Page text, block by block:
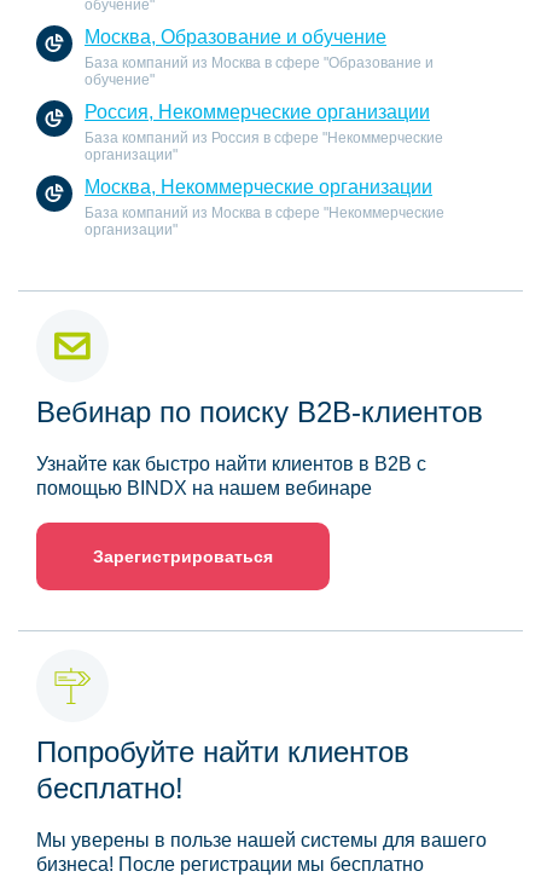
обучение"
Москва, Образование и обучение
База компаний из Москва в сфере "Образование и
обучение"
Россия, Некоммерческие организации
База компаний из Россия в сфере "Некоммерческие
организации"
Москва, Некоммерческие организации
База компаний из Москва в сфере "Некоммерческие
организации"
Вебинар по поиску B2B-клиентов
Узнайте как быстро найти клиентов в B2B с
помощью BINDX на нашем вебинаре
Зарегистрироваться
Попробуйте найти клиентов
бесплатно!
Мы уверены в пользе нашей системы для вашего
бизнеса! После регистрации мы бесплатно